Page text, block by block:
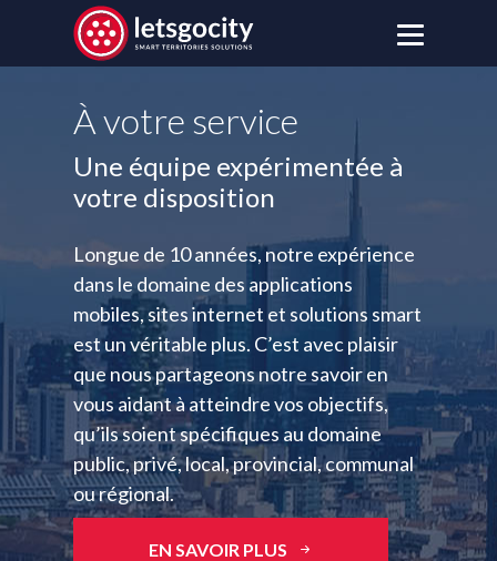
À votre service
Une équipe expérimentée à
votre disposition
Longue de 10 années, notre expérience
dans le domaine des applications
mobiles, sites internet et solutions smart
est un véritable plus. C’est avec plaisir
que nous partageons notre savoir en
vous aidant à atteindre vos objectifs,
qu’ils soient spécifiques au domaine
public, privé, local, provincial, communal
ou régional.
EN SAVOIR PLUS